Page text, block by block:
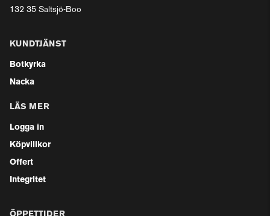
132 35 Saltsjö-Boo
KUNDTJÄNST
Botkyrka
Nacka
LÄS MER
Logga in
Köpvillkor
Offert
Integritet